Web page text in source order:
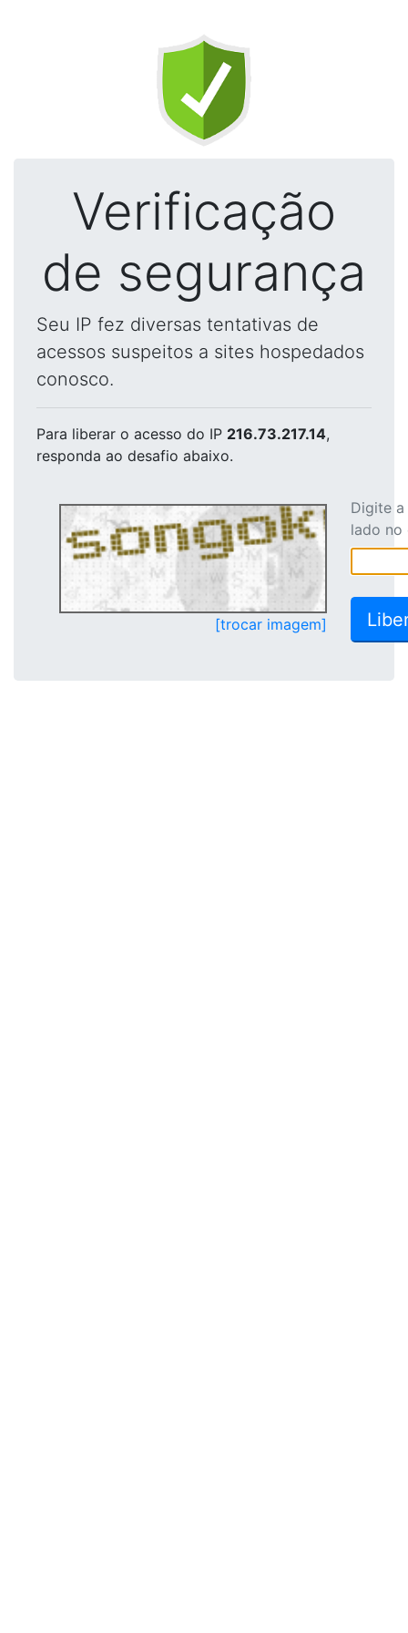
Verificação
de segurança
Seu IP fez diversas tentativas de
acessos suspeitos a sites hospedados
conosco.
Para liberar o acesso do IP 216.73.217.14,
responda ao desafio abaixo.
[trocar imagem]
Digite
lado no